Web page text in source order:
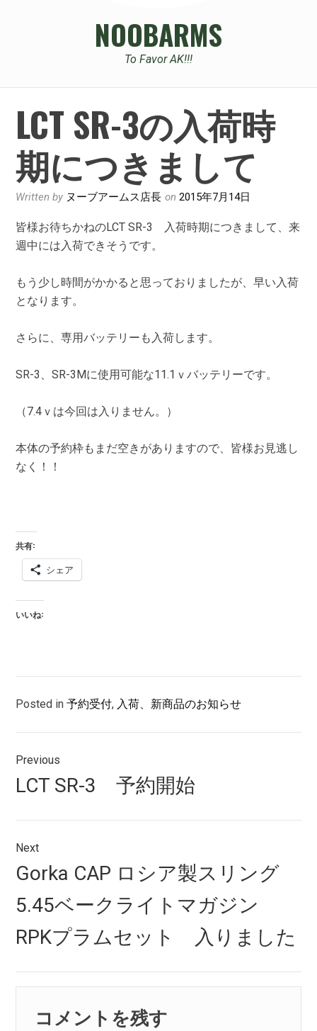
NOOBARMS
To Favor AK!!!
LCT SR-3の入荷時
期につきまして
Written by ヌーブアームス店長 on2015年7月14日
皆様お待ちかねのLCT SR-3 入荷時期につきまして、来
週中には入荷できそうです。
もう少し時間がかかると思っておりましたが、早い入荷
となります。
さらに、専用バッテリーも入荷します。
SR-3、SR-3Mに使用可能な11.1ｖバッテリーです。
（7.4ｖは今回は入りません。）
本体の予約枠もまだ空きがありますので、皆様お見逃し
なく！！
共有:
シェア
いいね:
Posted in予約受付, 入荷、新商品のお知らせ
投
稿
ナ
ビ
ゲ
ー
シ
ョ
Previous
Previous
post:
LCT SR-3 予約開始
Next
Next
post:
Gorka CAP ロシア製スリング
5.45ベークライトマガジン
RPKプラムセット 入りました
コメントを残す